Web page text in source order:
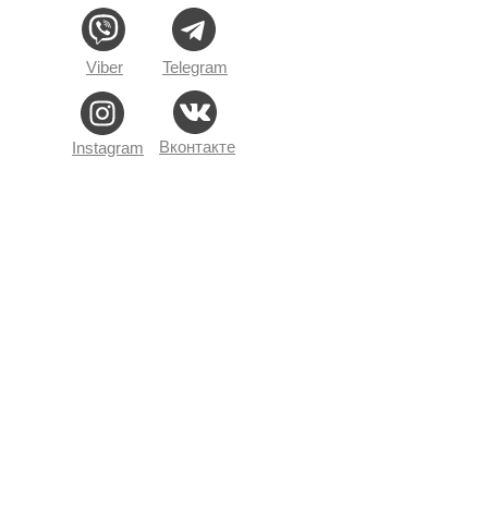
Telegram
Viber
Instagram Вконтакте